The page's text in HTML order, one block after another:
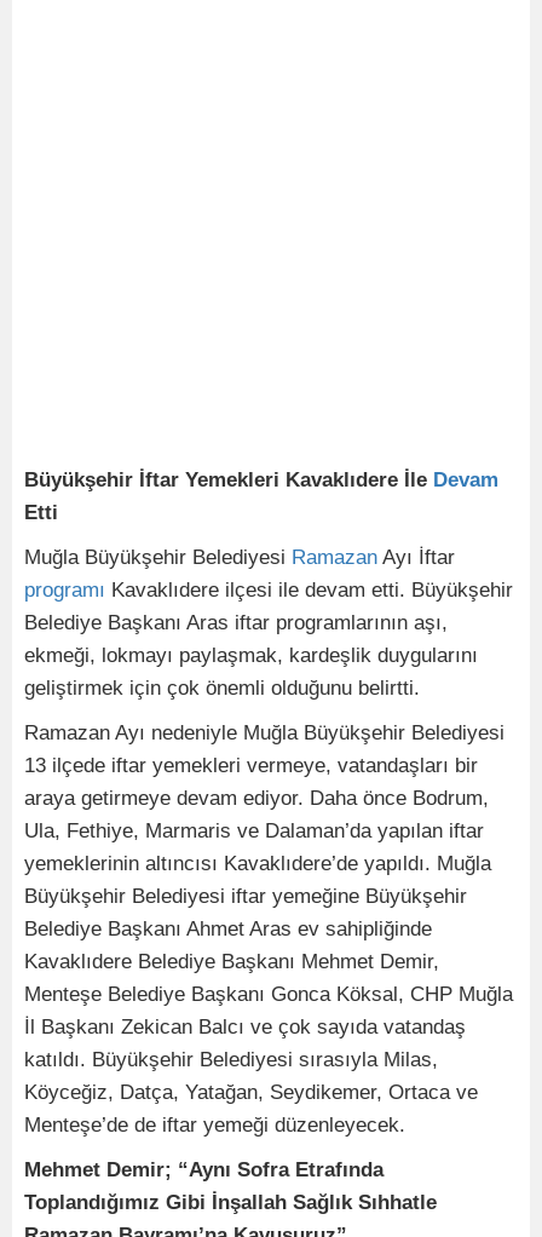
Büyükşehir İftar Yemekleri Kavaklıdere İle Devam
Etti
Muğla Büyükşehir Belediyesi Ramazan Ayı İftar
programı Kavaklıdere ilçesi ile devam etti. Büyükşehir
Belediye Başkanı Aras iftar programlarının aşı,
ekmeği, lokmayı paylaşmak, kardeşlik duygularını
geliştirmek için çok önemli olduğunu belirtti.
Ramazan Ayı nedeniyle Muğla Büyükşehir Belediyesi
13 ilçede iftar yemekleri vermeye, vatandaşları bir
araya getirmeye devam ediyor. Daha önce Bodrum,
Ula, Fethiye, Marmaris ve Dalaman’da yapılan iftar
yemeklerinin altıncısı Kavaklıdere’de yapıldı. Muğla
Büyükşehir Belediyesi iftar yemeğine Büyükşehir
Belediye Başkanı Ahmet Aras ev sahipliğinde
Kavaklıdere Belediye Başkanı Mehmet Demir,
Menteşe Belediye Başkanı Gonca Köksal, CHP Muğla
İl Başkanı Zekican Balcı ve çok sayıda vatandaş
katıldı. Büyükşehir Belediyesi sırasıyla Milas,
Köyceğiz, Datça, Yatağan, Seydikemer, Ortaca ve
Menteşe’de de iftar yemeği düzenleyecek.
Mehmet Demir; “Aynı Sofra Etrafında
Toplandığımız Gibi İnşallah Sağlık Sıhhatle